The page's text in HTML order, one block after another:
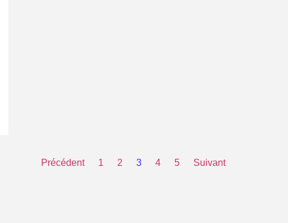
Précédent 1 2 3 4 5 Suivant